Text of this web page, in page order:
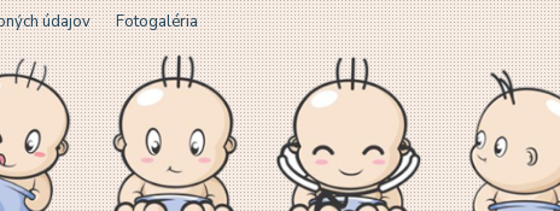
údajov Fotogaléria